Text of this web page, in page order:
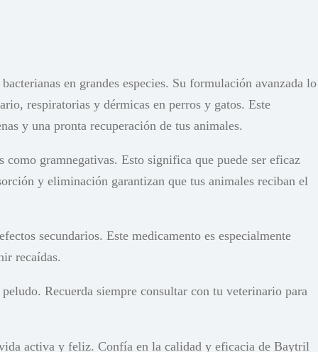
en grandes especies. Su formulación avanzada lo
respiratorias y dérmicas en perros y gatos. Este
y una pronta recuperación de tus animales.
gramnegativas. Esto significa que puede ser eficaz
y eliminación garantizan que tus animales reciban el
secundarios. Este medicamento es especialmente
recaídas.
Recuerda siempre consultar con tu veterinario para
activa y feliz. Confía en la calidad y eficacia de Baytril